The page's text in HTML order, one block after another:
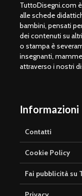
TuttoDisegni.com
alle schede
bambini, pensati
dei contenuti su
o stampa è
insegnanti,
attraverso i nostri
Informazioni
Contatti
Cookie Policy
Fai pubblicità su